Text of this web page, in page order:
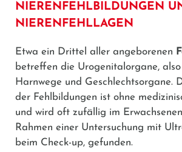
NIERENFEHLBILDUNGEN
NIERENFEHLLAGEN
Etwa ein Drittel aller angeborenen
betreffen die Urogenitalorgane,
Harnwege und Geschlechtsorgane.
der Fehlbildungen ist ohne
und wird oft zufällig im
Rahmen einer Untersuchung mit
beim Check-up, gefunden.